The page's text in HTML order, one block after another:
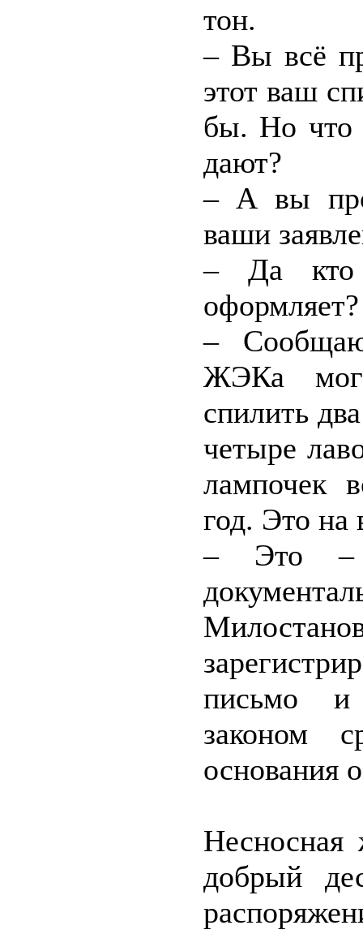
тон.
– Вы всё
этот ваш
бы. Но что
дают?
– А вы
ваши
– Да кто
–
ЖЭКа
спилить
четыре
лампочек
год. Это на
– Это –
письмо и
законом
основания
Несносная
добрый